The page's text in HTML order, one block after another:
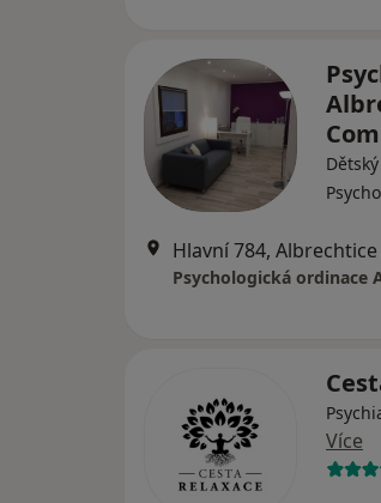
Hlavní 784, Albrechtice
Více